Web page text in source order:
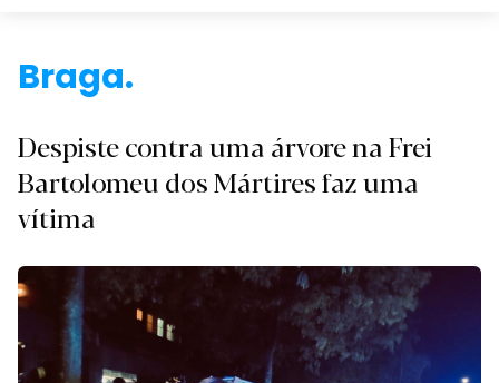
Brag
Despiste contra uma árvore na Frei
Bartolomeu dos Mártires faz uma
vítima